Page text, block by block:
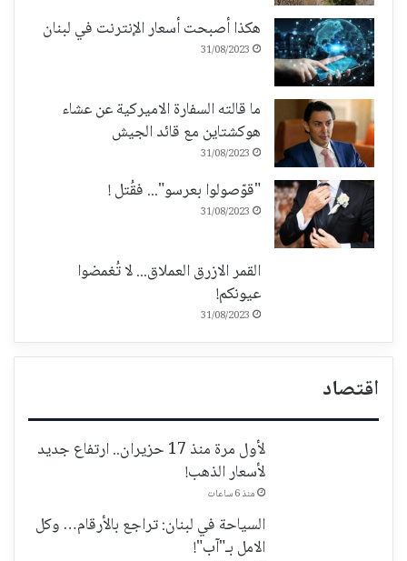
هكذا أصبحت أسعار الإنترنت في لبنان
31/08/2023
ما قالته السفارة الاميركية عن عشاء
هوكشتاين مع قائد الجيش
31/08/2023
"قوّصولوا بعرسو"... فقُتل !
31/08/2023
القمر الازرق العملاق... لا تُغمضوا
عيونكم!
31/08/2023
اقتصاد
لأول مرة منذ 17 حزيران.. ارتفاع جديد
لأسعار الذهب!
منذ 6 ساعات
السياحة في لبنان: تراجع بالأرقام… وكل
الامل بـ"آب"!